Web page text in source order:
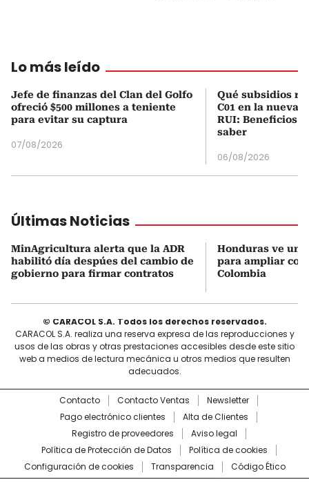
Lo más leído
Jefe de finanzas del Clan del Golfo
ofreció $500 millones a teniente
para evitar su captura
07/08/2026
Qué subsidios
C01 en la nueva
RUI: Beneficios
saber
06/08/2026
Últimas Noticias
MinAgricultura alerta que la ADR
habilitó día despúes del cambio de
gobierno para firmar contratos
Honduras ve
para ampliar
Colombia
© CARACOL S.A. Todos los derechos reservados.
CARACOL S.A. realiza una reserva expresa de las reproducciones y
usos de las obras y otras prestaciones accesibles desde este sitio
web a medios de lectura mecánica u otros medios que resulten
adecuados.
Contacto Contacto Ventas
Newsletter
Pago electrónico clientes
Alta de Clientes
Registro de proveedores
Aviso legal
Política de Protección de Datos
Política de cookies
Configuración de cookies
Transparencia Código Ético